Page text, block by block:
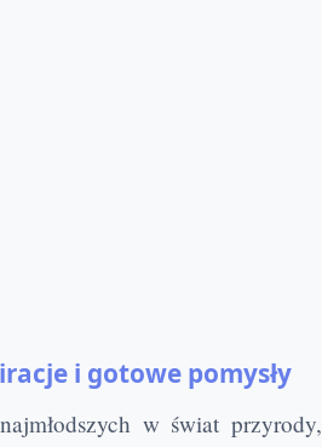
i gotowe pomysły
w świat przyrody,